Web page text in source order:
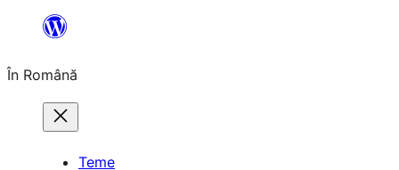
conținut
În Română
Teme